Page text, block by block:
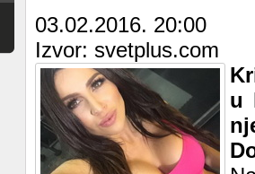
03.02.2016. 20:00
Izvor: svetplus.com
u